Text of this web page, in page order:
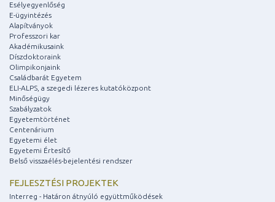
Esélyegyenlőség
E-ügyintézés
Alapítványok
Professzori kar
Akadémikusaink
Díszdoktoraink
Olimpikonjaink
Családbarát Egyetem
ELI-ALPS, a szegedi lézeres kutatóközpont
Minőségügy
Szabályzatok
Egyetemtörténet
Centenárium
Egyetemi élet
Egyetemi Értesítő
Belső visszaélés-bejelentési rendszer
FEJLESZTÉSI PROJEKTEK
Interreg - Határon átnyúló együttműködések